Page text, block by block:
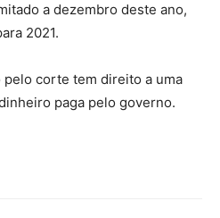
a dezembro deste ano,
2021.
pelo corte tem direito a uma
paga pelo governo.